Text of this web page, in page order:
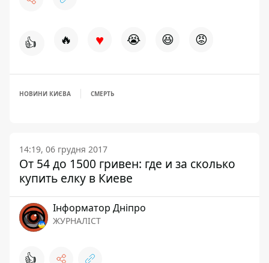
👍 🔥 ♥ 😭 😆 😡
НОВИНИ КИЄВА СМЕРТЬ
14:19, 06 грудня 2017
От 54 до 1500 гривен: где и за сколько
купить елку в Киеве
Інформатор Дніпро
ЖУРНАЛІСТ
👍